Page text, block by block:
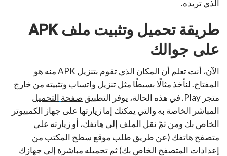
الذي تريده.
طريقة تحميل وتثبيت ملفAPK
على جوالك
الآن، أنت تعلم أن المكان الذي تقوم بتنزيل APK منه هو
المفتاح. لنأخذ مثالًا بسيطًا مثل تنزيل واتساب وتثبيته من خارج
متجر Play. في هذه الحالة، يوفر التطبيق
صفحة التحميل
المباشر الخاصة به والتي يمكنك إما زيارتها على جهاز الكمبيوتر
الخاص بك ومن ثمّ نقل الملف إلى هاتفك، أو زيارته على
متصفح هاتفك (عن طريق طلب موقع سطح المكتب من
إعدادات المتصفح الخاص بك) ثم تحميله مباشرة إلى جهازك